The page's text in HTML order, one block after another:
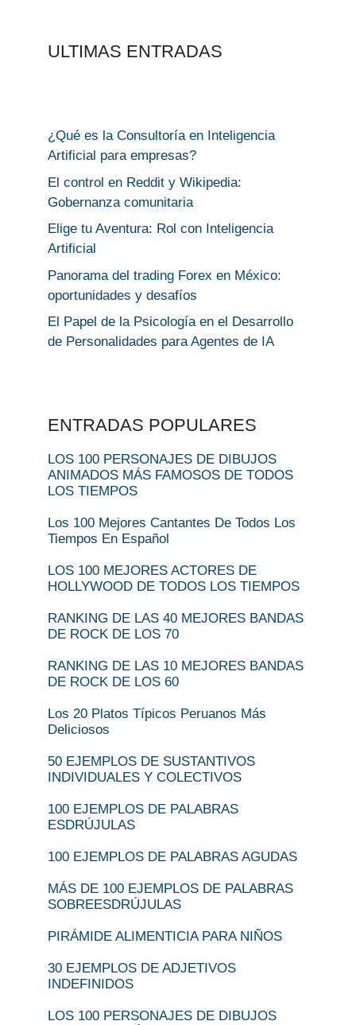
ULTIMAS ENTRADAS
¿Qué es la Consultoría en Inteligencia
Artificial para empresas?
El control en Reddit y Wikipedia:
Gobernanza comunitaria
Elige tu Aventura: Rol con Inteligencia
Artificial
Panorama del trading Forex en México:
oportunidades y desafíos
El Papel de la Psicología en el Desarrollo
de Personalidades para Agentes de IA
ENTRADAS POPULARES
LOS 100 PERSONAJES DE DIBUJOS
ANIMADOS MÁS FAMOSOS DE TODOS
LOS TIEMPOS
Los 100 Mejores Cantantes De Todos Los
Tiempos En Español
LOS 100 MEJORES ACTORES DE
HOLLYWOOD DE TODOS LOS TIEMPOS
RANKING DE LAS 40 MEJORES BANDAS
DE ROCK DE LOS 70
RANKING DE LAS 10 MEJORES BANDAS
DE ROCK DE LOS 60
Los 20 Platos Típicos Peruanos Más
Deliciosos
50 EJEMPLOS DE SUSTANTIVOS
INDIVIDUALES Y COLECTIVOS
100 EJEMPLOS DE PALABRAS
ESDRÚJULAS
100 EJEMPLOS DE PALABRAS AGUDAS
MÁS DE 100 EJEMPLOS DE PALABRAS
SOBREESDRÚJULAS
PIRÁMIDE ALIMENTICIA PARA NIÑOS
30 EJEMPLOS DE ADJETIVOS
INDEFINIDOS
LOS 100 PERSONAJES DE DIBUJOS